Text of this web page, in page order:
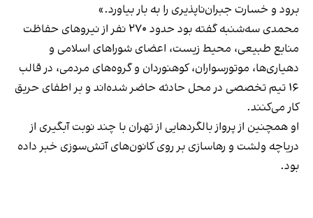
برود و خسارت جبران‌ناپذیری را به بار بیاورد.»
محمدی سه‌شنبه گفته بود حدود ۲۷۰ نفر از نیروهای حفاظت
منابع طبیعی، محیط‌ زیست، اعضای شوراهای اسلامی و
دهیاری‌ها، موتورسواران، کوهنوردان و گروه‌های مردمی، در قالب
۱۶ تیم تخصصی در محل حادثه حاضر شده‌اند و بر اطفای حریق
کار می‌کنند.
او همچنین از پرواز بالگردهایی از تهران با چند نوبت آبگیری از
دریاچه ولشت و رهاسازی بر روی کانون‌های آتش‌سوزی خبر داده
بود.